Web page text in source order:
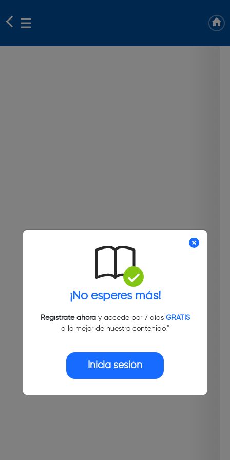
¡No esperes más!
Regístrate ahoray accede por 7 días GRATIS
a lo mejor de nuestro contenido."
Inicia sesión